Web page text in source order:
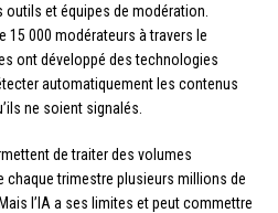
et équipes de modération.
15 000 modérateurs à travers le
ont développé des technologies
automatiquement les contenus
ne soient signalés.
de traiter des volumes
chaque trimestre plusieurs millions de
l’IA a ses limites et peut commettre